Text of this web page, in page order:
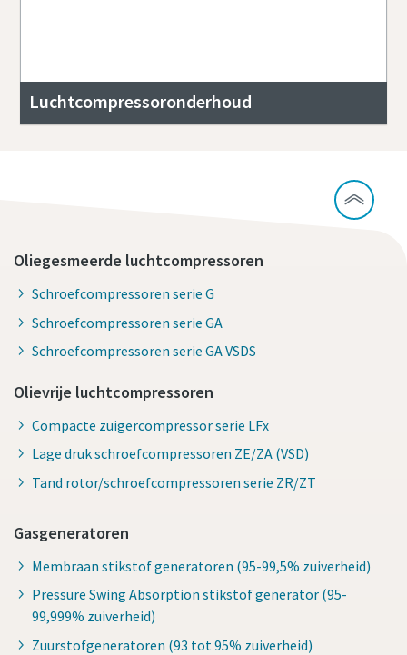
Luchtcompressoronderhoud
Oliegesmeerde luchtcompressoren
Schroefcompressoren serie G
Schroefcompressoren serie GA
Schroefcompressoren serie GA VSDS
Olievrije luchtcompressoren
Compacte zuigercompressor serie LFx
Lage druk schroefcompressoren ZE/ZA (VSD)
Tand rotor/schroefcompressoren serie ZR/ZT
Gasgeneratoren
Membraan stikstof generatoren (95-99,5% zuiverheid)
Pressure Swing Absorption stikstof generator (95-
99,999% zuiverheid)
Zuurstofgeneratoren (93 tot 95% zuiverheid)